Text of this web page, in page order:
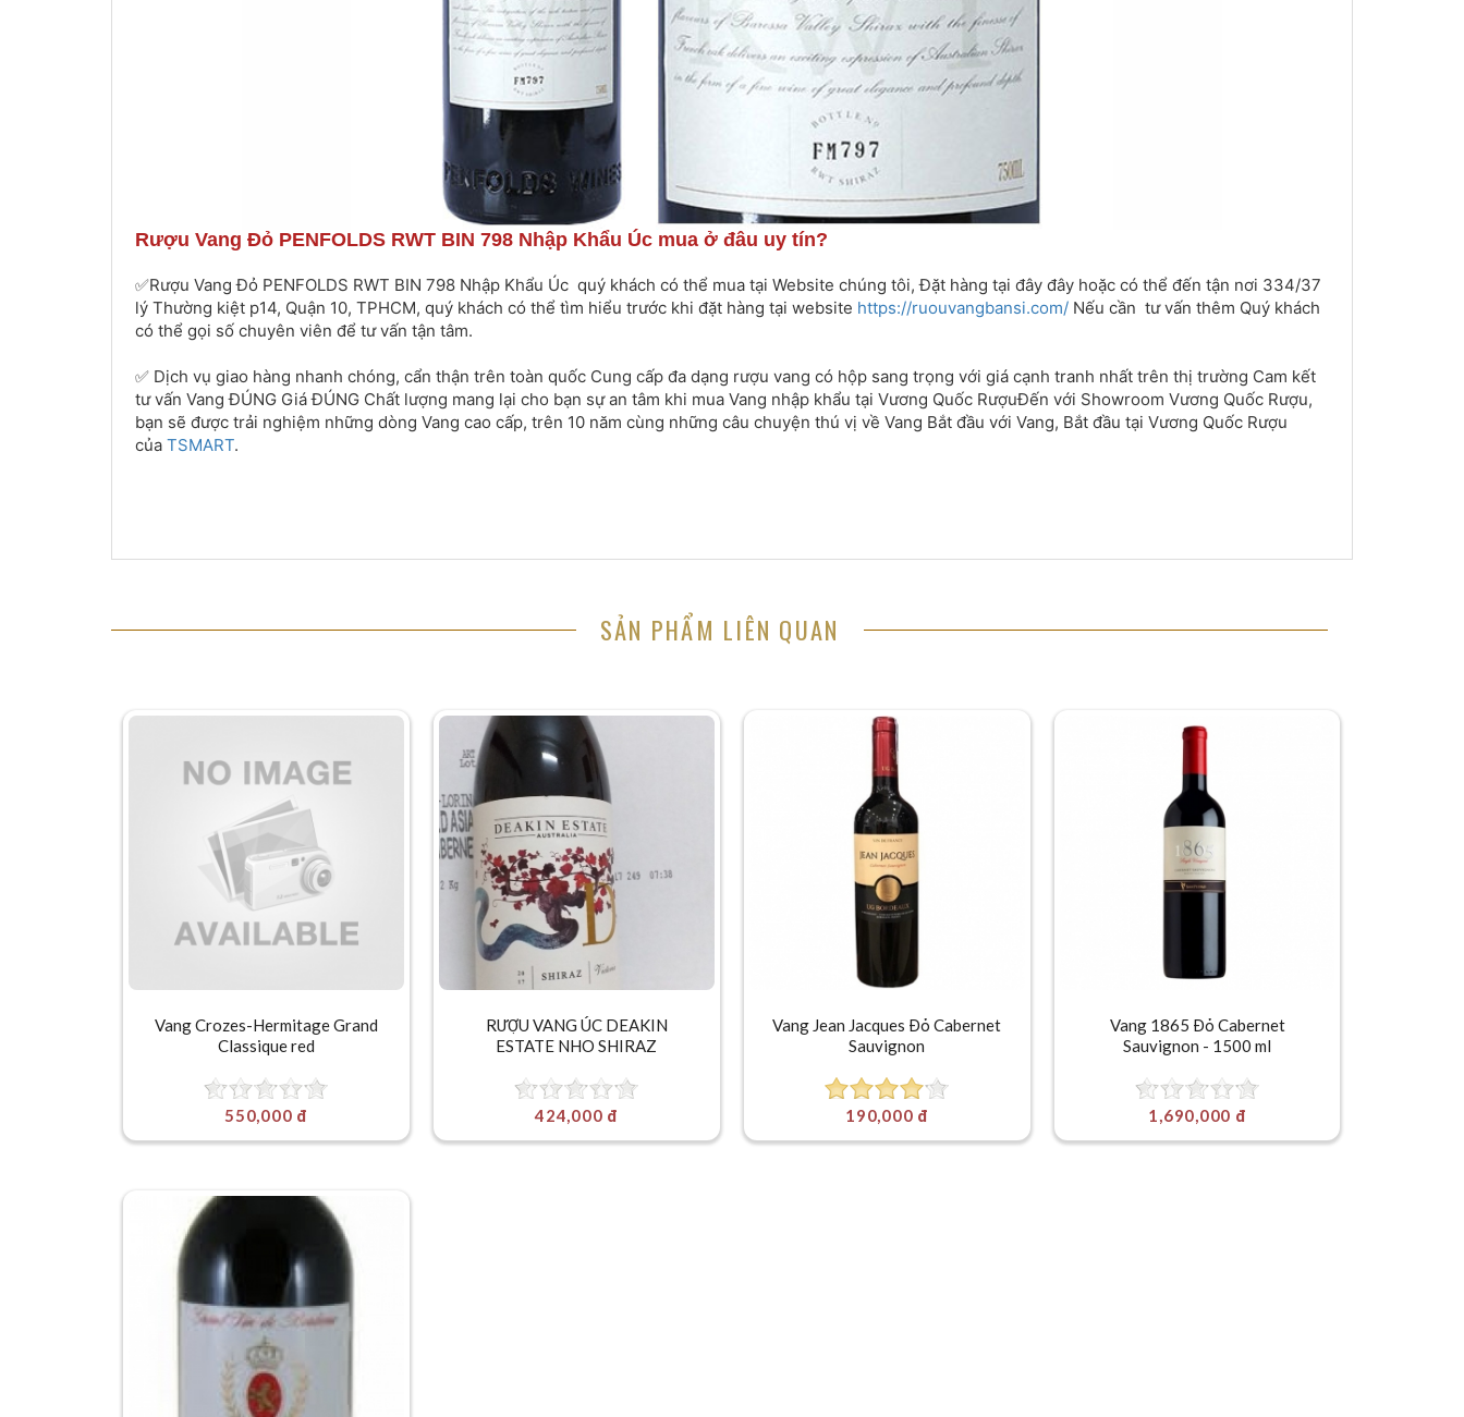
Rượu Vang Đỏ PENFOLDS RWT BIN 798 Nhập Khẩu Úc mua ở đâu uy tín?
✅Rượu Vang Đỏ PENFOLDS RWT BIN 798 Nhập Khẩu Úc quý khách có thể mua tại Website chúng tôi, Đặt hàng tại đây đây hoặc có thể đến tận nơi 334/37
lý Thường kiệt p14, Quận 10, TPHCM, quý khách có thể tìm hiểu trước khi đặt hàng tại website https://ruouvangbansi.com/​ Nếu cần tư vấn thêm Quý khách
có thể gọi số chuyên viên để tư vấn tận tâm.
✅ Dịch vụ giao hàng nhanh chóng, cẩn thận trên toàn quốc Cung cấp đa dạng rượu vang có hộp sang trọng với giá cạnh tranh nhất trên thị trường Cam kết
tư vấn Vang ĐÚNG Giá ĐÚNG Chất lượng mang lại cho bạn sự an tâm khi mua Vang nhập khẩu tại Vương Quốc RượuĐến với Showroom Vương Quốc Rượu,
bạn sẽ được trải nghiệm những dòng Vang cao cấp, trên 10 năm cùng những câu chuyện thú vị về Vang Bắt đầu với Vang, Bắt đầu tại Vương Quốc Rượu
của TSMART.
SẢN PHẨM LIÊN QUAN
Vang Crozes-Hermitage Grand
Classique red
550,000 đ
RƯỢU VANG ÚC DEAKIN
ESTATE NHO SHIRAZ
424,000 đ
Vang Jean Jacques Đỏ Cabernet
Sauvignon
190,000 đ
Vang 1865 Đỏ Cabernet
Sauvignon - 1500 ml
1,690,000 đ